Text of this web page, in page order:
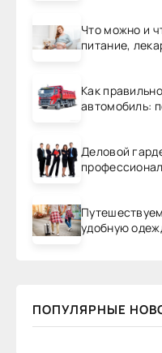
Что можно и
питание,
Как
автомобиль:
Деловой
удобную
ПОПУЛЯРНЫЕ